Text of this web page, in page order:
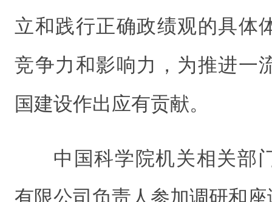
立和践行正确政绩观的具体
竞争力和影响力，为推进一
国建设作出应有贡献。
中国科学院机关相关部
有限公司负责人参加调研和座